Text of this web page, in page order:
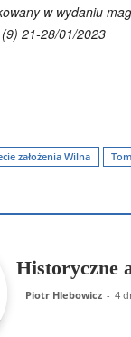
w wydaniu
21-28/01/2023
założenia Wilna
Artur
ks. Jarosław Wąsowicz
Historyczne
Piotr Hlebowicz - 4